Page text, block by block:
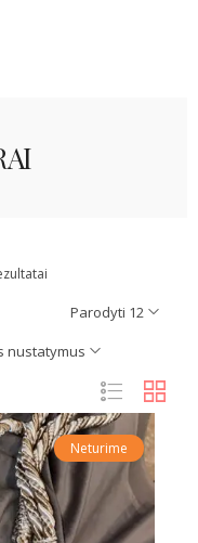
Parodyti 12
nustatymus
Neturime